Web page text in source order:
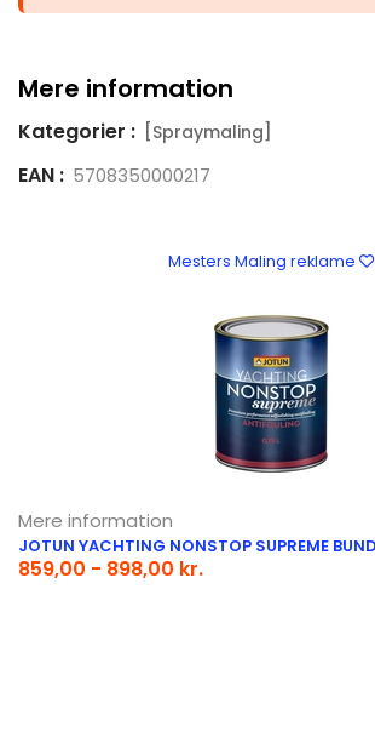
Mere information
Kategorier : [Spraymaling]
EAN : 5708350000217
Mesters Maling reklame
Mere information
JOTUN YACHTING NONSTOP SUPREME
859,00 - 898,00 kr.